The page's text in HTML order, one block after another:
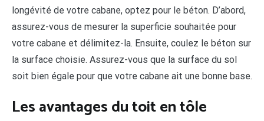
longévité de votre cabane, optez pour le béton. D’abord,
assurez-vous de mesurer la superficie souhaitée pour
votre cabane et délimitez-la. Ensuite, coulez le béton sur
la surface choisie. Assurez-vous que la surface du sol
soit bien égale pour que votre cabane ait une bonne base.
Les avantages du toit en tôle